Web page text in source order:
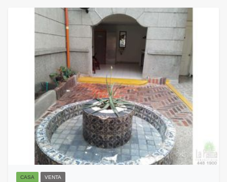
CASA VENTA